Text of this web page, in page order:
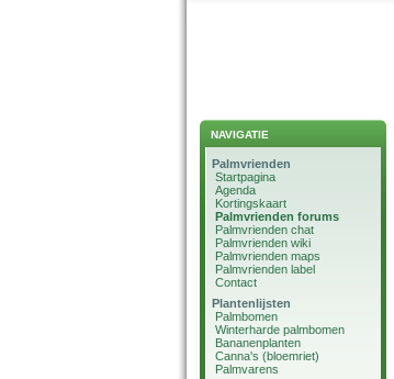
NAVIGATIE
Palmvrienden
Startpagina
Agenda
Kortingskaart
Palmvrienden forums
Palmvrienden chat
Palmvrienden wiki
Palmvrienden maps
Palmvrienden label
Contact
Plantenlijsten
Palmbomen
Winterharde palmbomen
Bananenplanten
Canna's (bloemriet)
Palmvarens